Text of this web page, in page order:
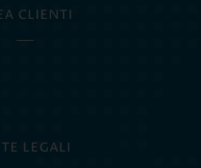
CLIENTI
LEGALI